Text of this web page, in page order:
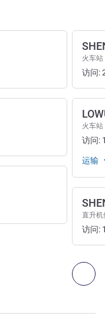
下
火车站
访问:
火车站
访问:
运输
直升
访问: